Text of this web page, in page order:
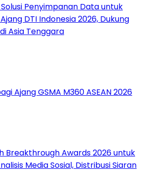
Solusi Penyimpanan Data untuk
DTI Indonesia 2026, Dukung
Asia Tenggara
Ajang GSMA M360 ASEAN 2026
Breakthrough Awards 2026 untuk
Media Sosial, Distribusi Siaran